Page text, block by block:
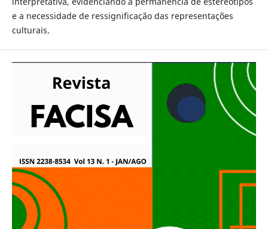
e a necessidade de ressignificação das representações
culturais.